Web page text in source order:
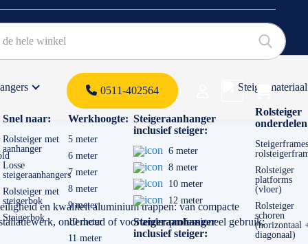
0511-402564
Snel naar:
Rolsteiger met
aanhanger
Losse
steigeraanhangers
Rolsteiger met
steigerbok
Steigerbok
Werkhoogte:
5 meter
6 meter
7 meter
8 meter
9 meter
10 meter
11 meter
Steigeraanhanger
inclusief steiger:
6 meter
8 meter
10 meter
12 meter
Steigeraanhanger
inclusief steiger:
Steigermateriaal
Rolsteiger
Rolsteiger
platforms
(vloer)
Rolsteiger
schoren
(horizontaal
diagonaal)
en kwaliteit aluminium trappen: van compacte
onderhoud of voor ander professioneel gebruik: